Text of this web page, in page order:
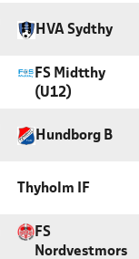
HVA Sydthy
FS Midtthy
(U12)
Hundborg B
Thyholm IF
FS
Nordvestmors